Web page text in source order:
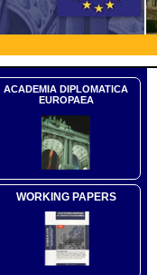
ACADEMIA DIPLOMATICA
EUROPAEA
WORKING PAPERS